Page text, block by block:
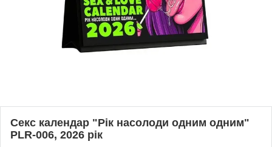
Секс календар "Рік насолоди одним одним"
PLR-006, 2026 рік